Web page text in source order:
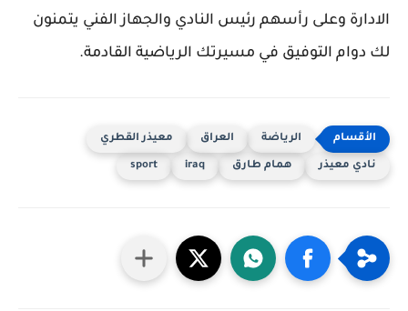
الادارة وعلى رأسهم رئيس النادي والجهاز الفني يتمنون
لك دوام التوفيق في مسيرتك الرياضية القادمة.
الرياضة العراق معيذر القطري
نادي معيذر همام طارق iraq
sport